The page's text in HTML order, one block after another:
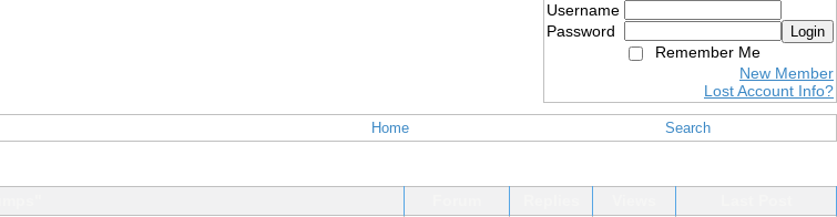
Username
Password
Login
Remember Me
New Member
Lost Account Info?
Home Search